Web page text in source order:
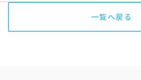
一覧へ戻る